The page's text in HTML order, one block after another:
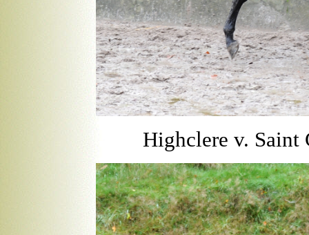
Highclere v.